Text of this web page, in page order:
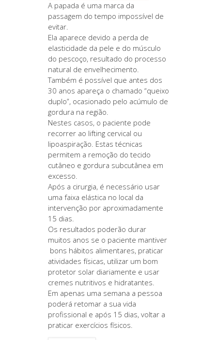
A papada é uma marca da
passagem do tempo impossível de
evitar.
Ela aparece devido a perda de
elasticidade da pele e do músculo
do pescoço, resultado do processo
natural de envelhecimento.
Também é possível que antes dos
30 anos apareça o chamado “queixo
duplo”, ocasionado pelo acúmulo de
gordura na região.
Nestes casos, o paciente pode
recorrer ao lifting cervical ou
lipoaspiração. Estas técnicas
permitem a remoção do tecido
cutâneo e gordura subcutânea em
excesso.
Após a cirurgia, é necessário usar
uma faixa elástica no local da
intervenção por aproximadamente
15 dias.
Os resultados poderão durar
muitos anos se o paciente mantiver
bons hábitos alimentares, praticar
atividades físicas, utilizar um bom
protetor solar diariamente e usar
cremes nutritivos e hidratantes.
Em apenas uma semana a pessoa
poderá retomar a sua vida
profissional e após 15 dias, voltar a
praticar exercícios físicos.